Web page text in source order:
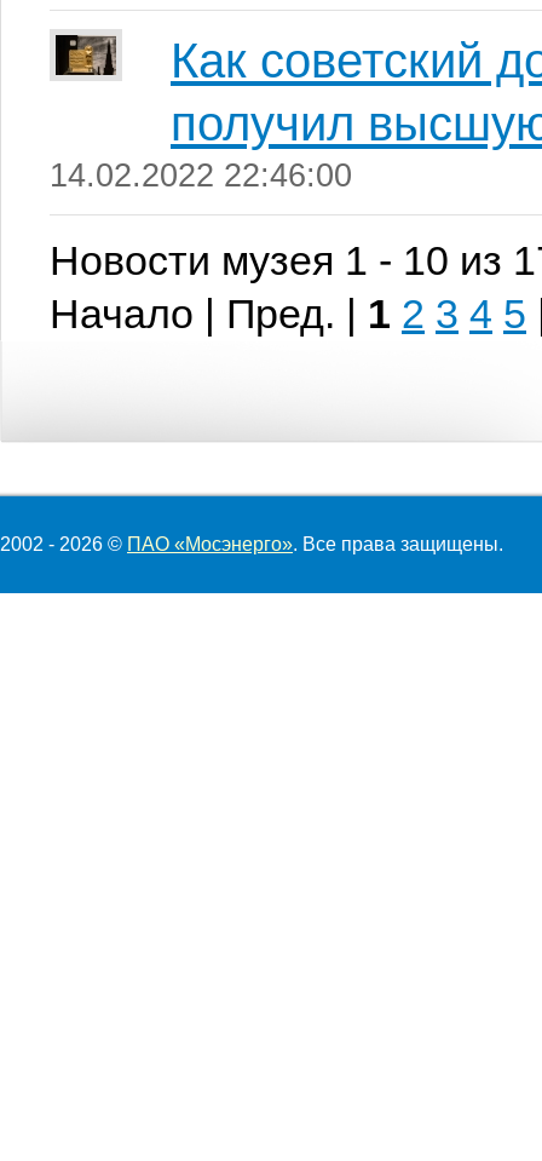
Как советский
получил
14.02.2022 22:46:00
Новости музея 1 - 10 из
Начало | Пред. | 1 2 3 4 5
2002 - 2026 © ПАО «Мосэнерго». Все права защищены.